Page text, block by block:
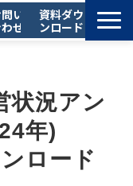
い
せ
資料ダウ
ンロード
状況アン
年)
ロード